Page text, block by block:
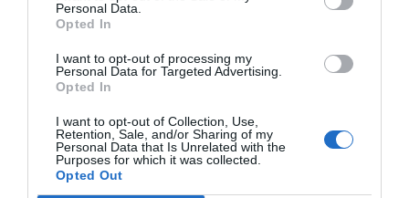
Personal Data.
Opted In
I want to opt-out of processing my
Personal Data for Targeted Advertising.
Opted In
I want to opt-out of Collection, Use,
Retention, Sale, and/or Sharing of my
Personal Data that Is Unrelated with the
Purposes for which it was collected.
Opted Out
FASTIGHETSKÖP
Lägenhet i Färsna såld för 2 100 000 kronor
FASTIGHETSKÖP
Lägenhet i Gransäter såld för 1 150 000
kronor
FASTIGHETSKÖP